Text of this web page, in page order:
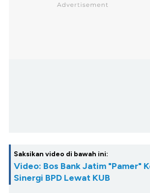
Saksikan video di bawah ini:
Video: Bos Bank Jatim "Pamer"
Sinergi BPD Lewat KUB